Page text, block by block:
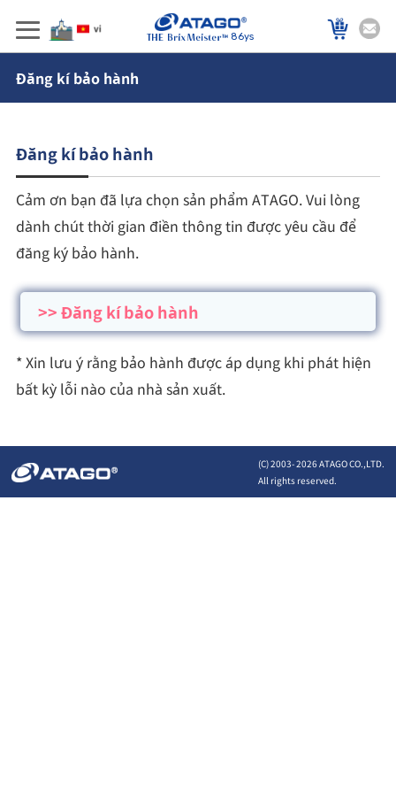
86ys
Đăng kí bảo hành
Đăng kí bảo hành
Cảm ơn bạn đã lựa chọn sản phẩm ATAGO. Vui lòng
dành chút thời gian điền thông tin được yêu cầu để
đăng ký bảo hành.
>> Đăng kí bảo hành
* Xin lưu ý rằng bảo hành được áp dụng khi phát hiện
bất kỳ lỗi nào của nhà sản xuất.
(C) 2003-2026 ATAGO CO.,LTD.
All rights reserved.